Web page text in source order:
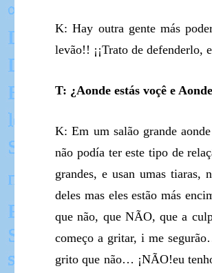
K: Hay outra gente más
levão!! ¡¡Trato de defenderlo,
T: ¿Aonde estás voçê e
K: Em um salão grande
não podía ter este tipo de
grandes, e usan umas tiaras,
deles mas eles estão más
que não, que NÃO, que a
começo a gritar, i me
grito que não… ¡NÃO!eu